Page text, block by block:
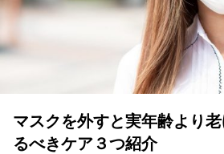
マスクを外すと実年齢より
るべきケア３つ紹介